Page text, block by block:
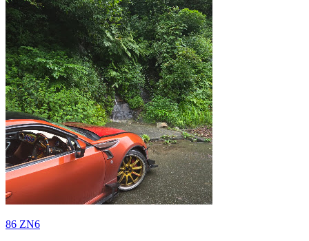
86 ZN6